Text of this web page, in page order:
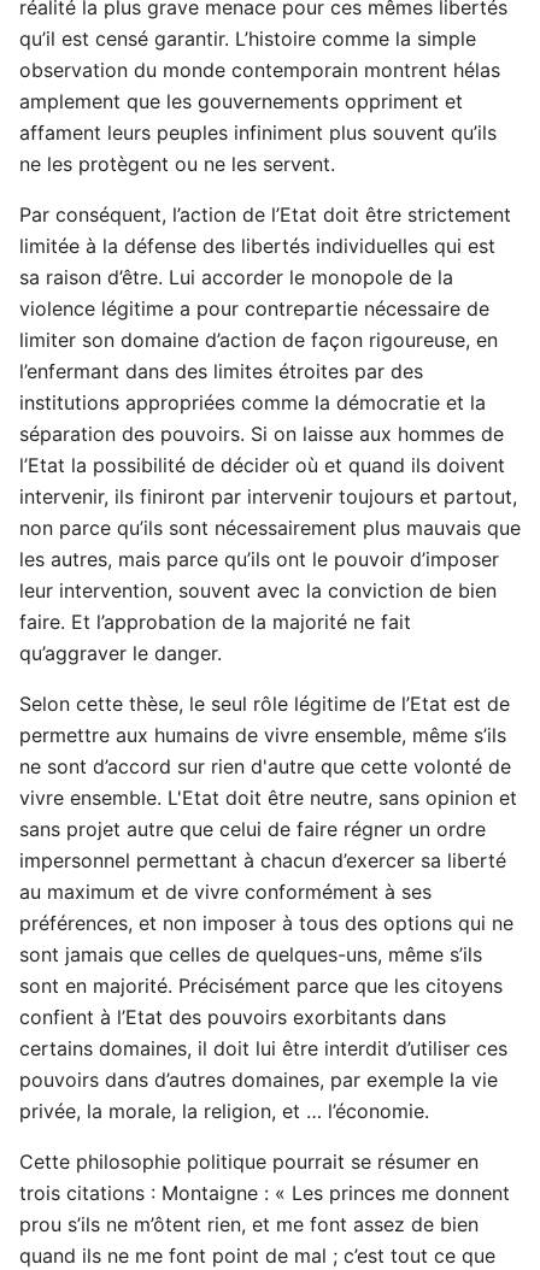
réalité la plus grave menace pour ces mêmes libertés
qu’il est censé garantir. L’histoire comme la simple
observation du monde contemporain montrent hélas
amplement que les gouvernements oppriment et
affament leurs peuples infiniment plus souvent qu’ils
ne les protègent ou ne les servent.
Par conséquent, l’action de l’Etat doit être strictement
limitée à la défense des libertés individuelles qui est
sa raison d’être. Lui accorder le monopole de la
violence légitime a pour contrepartie nécessaire de
limiter son domaine d’action de façon rigoureuse, en
l’enfermant dans des limites étroites par des
institutions appropriées comme la démocratie et la
séparation des pouvoirs. Si on laisse aux hommes de
l’Etat la possibilité de décider où et quand ils doivent
intervenir, ils finiront par intervenir toujours et partout,
non parce qu’ils sont nécessairement plus mauvais que
les autres, mais parce qu’ils ont le pouvoir d’imposer
leur intervention, souvent avec la conviction de bien
faire. Et l’approbation de la majorité ne fait
qu’aggraver le danger.
Selon cette thèse, le seul rôle légitime de l’Etat est de
permettre aux humains de vivre ensemble, même s’ils
ne sont d’accord sur rien d'autre que cette volonté de
vivre ensemble. L'Etat doit être neutre, sans opinion et
sans projet autre que celui de faire régner un ordre
impersonnel permettant à chacun d’exercer sa liberté
au maximum et de vivre conformément à ses
préférences, et non imposer à tous des options qui ne
sont jamais que celles de quelques-uns, même s’ils
sont en majorité. Précisément parce que les citoyens
confient à l’Etat des pouvoirs exorbitants dans
certains domaines, il doit lui être interdit d’utiliser ces
pouvoirs dans d’autres domaines, par exemple la vie
privée, la morale, la religion, et … l’économie.
Cette philosophie politique pourrait se résumer en
trois citations : Montaigne : « Les princes me donnent
prou s’ils ne m’ôtent rien, et me font assez de bien
quand ils ne me font point de mal ; c’est tout ce que